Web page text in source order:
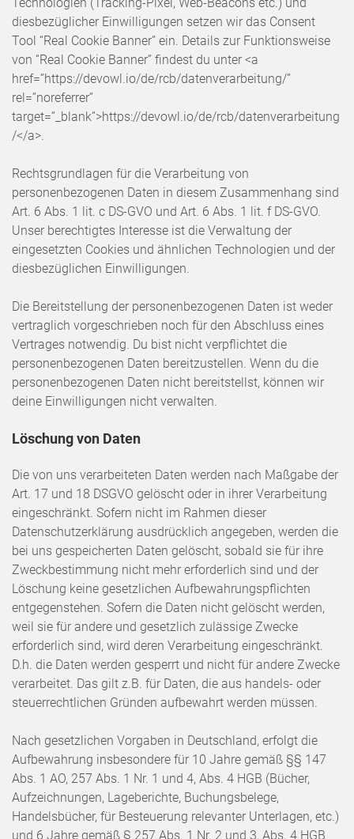
diesbezüglicher Einwilligungen setzen wir das Consent
Tool “Real Cookie Banner” ein. Details zur Funktionsweise
von “Real Cookie Banner” findest du unter <a
href=”https://devowl.io/de/rcb/datenverarbeitung/”
rel=”noreferrer”
target=”_blank”>https://devowl.io/de/rcb/datenverarbeitung
/</a>.
Rechtsgrundlagen für die Verarbeitung von
personenbezogenen Daten in diesem Zusammenhang sind
Art. 6 Abs. 1 lit. c DS-GVO und Art. 6 Abs. 1 lit. f DS-GVO.
Unser berechtigtes Interesse ist die Verwaltung der
eingesetzten Cookies und ähnlichen Technologien und der
diesbezüglichen Einwilligungen.
Die Bereitstellung der personenbezogenen Daten ist weder
vertraglich vorgeschrieben noch für den Abschluss eines
Vertrages notwendig. Du bist nicht verpflichtet die
personenbezogenen Daten bereitzustellen. Wenn du die
personenbezogenen Daten nicht bereitstellst, können wir
deine Einwilligungen nicht verwalten.
Löschung von Daten
Die von uns verarbeiteten Daten werden nach Maßgabe der
Art. 17 und 18 DSGVO gelöscht oder in ihrer Verarbeitung
eingeschränkt. Sofern nicht im Rahmen dieser
Datenschutzerklärung ausdrücklich angegeben, werden die
bei uns gespeicherten Daten gelöscht, sobald sie für ihre
Zweckbestimmung nicht mehr erforderlich sind und der
Löschung keine gesetzlichen Aufbewahrungspflichten
entgegenstehen. Sofern die Daten nicht gelöscht werden,
weil sie für andere und gesetzlich zulässige Zwecke
erforderlich sind, wird deren Verarbeitung eingeschränkt.
D.h. die Daten werden gesperrt und nicht für andere Zwecke
verarbeitet. Das gilt z.B. für Daten, die aus handels- oder
steuerrechtlichen Gründen aufbewahrt werden müssen.
Nach gesetzlichen Vorgaben in Deutschland, erfolgt die
Aufbewahrung insbesondere für 10 Jahre gemäß §§ 147
Abs. 1 AO, 257 Abs. 1 Nr. 1 und 4, Abs. 4 HGB (Bücher,
Aufzeichnungen, Lageberichte, Buchungsbelege,
Handelsbücher, für Besteuerung relevanter Unterlagen, etc.)
und 6 Jahre gemäß § 257 Abs. 1 Nr. 2 und 3, Abs. 4 HGB